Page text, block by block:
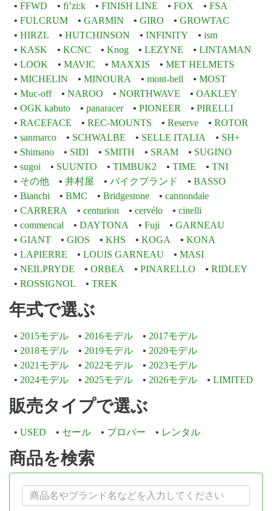
FFWD
fi’zi:k FINISH LINE FOX
FSA
FULCRUM
GARMIN GIRO
GROWTAC
HIRZL
HUTCHINSON INFINITY
ism
KASK
KCNC Knog LEZYNE
LINTAMAN
LOOK
MAVIC MAXXIS
MET HELMETS
MICHELIN
MINOURA mont-bell
MOST
Muc-off
NAROO NORTHWAVE
OAKLEY
OGK kabuto
panaracer PIONEER
PIRELLI
RACEFACE
REC-MOUNTS Reserve
ROTOR
sanmarco
SCHWALBE SELLE ITALIA
SH+
Shimano
SIDI SMITH SRAM
SUGINO
sugoi
SUUNTO TIMBUK2 TIME
TNI
その他
井村屋 バイクブランド
BASSO
Bianchi
BMC Bridgestone
cannondale
CARRERA
centurion cervélo
cinelli
commencal
DAYTONA Fuji
GARNEAU
GIANT
GIOS KHS KOGA
KONA
LAPIERRE
LOUIS GARNEAU
MASI
NEILPRYDE
ORBEA PINARELLO
RIDLEY
ROSSIGNOL
TREK
年式で選ぶ
2015モデル 2016モデル
2017モデル
2018モデル
2019モデル
2020モデル
2021モデル
2022モデル
2023モデル
2024モデル
2025モデル 2026モデル LIMITED
販売タイプで選ぶ
USED セール プロパー レンタル
商品を検索